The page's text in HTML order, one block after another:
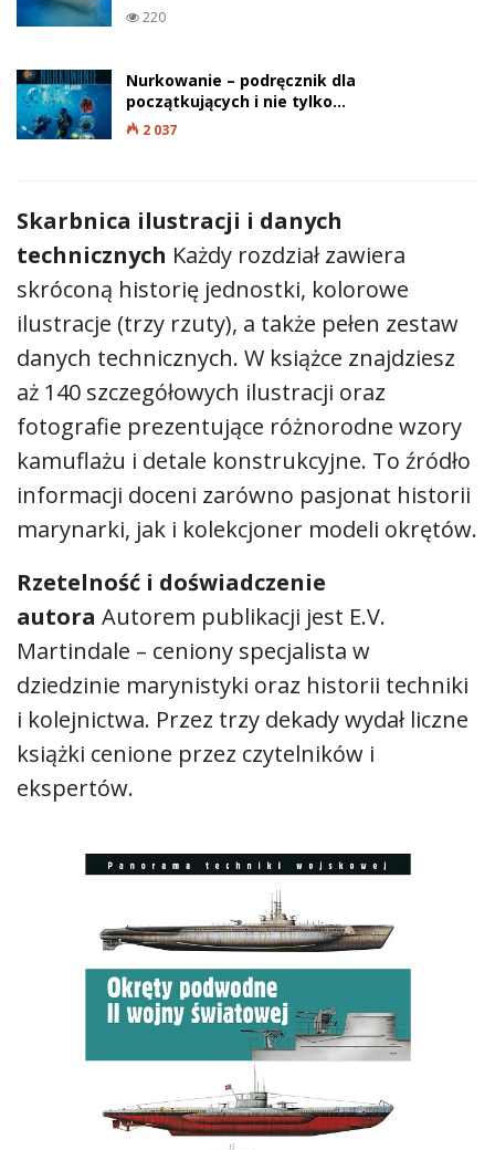
220
Nurkowanie – podręcznik dla
początkujących i nie tylko…
2 037
Skarbnica ilustracji i danych
technicznych Każdy rozdział zawiera
skróconą historię jednostki, kolorowe
ilustracje (trzy rzuty), a także pełen zestaw
danych technicznych. W książce znajdziesz
aż 140 szczegółowych ilustracji oraz
fotografie prezentujące różnorodne wzory
kamuflażu i detale konstrukcyjne. To źródło
informacji doceni zarówno pasjonat historii
marynarki, jak i kolekcjoner modeli okrętów.
Rzetelność i doświadczenie
autora Autorem publikacji jest E.V.
Martindale – ceniony specjalista w
dziedzinie marynistyki oraz historii techniki
i kolejnictwa. Przez trzy dekady wydał liczne
książki cenione przez czytelników i
ekspertów.